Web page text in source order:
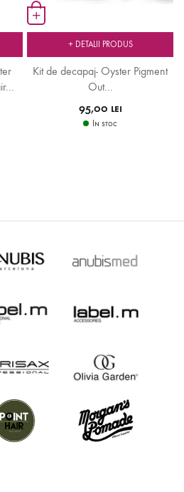
Kit de decapaj- Oyster Pigment
Out...
95,00 lei
In stoc
+
+ DETALII PRODUS